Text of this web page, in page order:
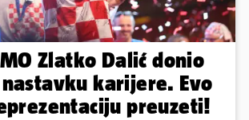
Zlatko Dalić donio
karijere. Evo
preuzeti!